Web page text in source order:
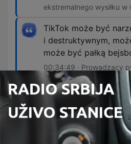
ekstremalnego wysiłku
TikTok może być
i destruktywnym,
może być pałką
00:34:49 · Prowadzący
naturę TikToka w
gościni z internetową
Ja uważam, że
ciężar, śmierć kogoś
ciężar, który ty